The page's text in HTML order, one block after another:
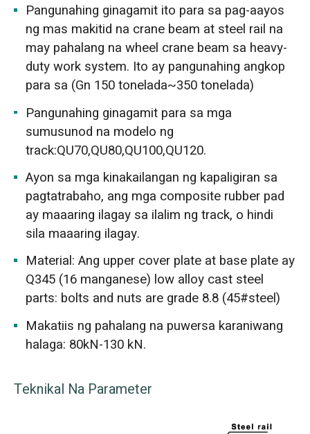
Pangunahing ginagamit ito para sa pag-aayos
ng mas makitid na crane beam at steel rail na
may pahalang na wheel crane beam sa heavy-
duty work system. Ito ay pangunahing angkop
para sa (Gn 150 tonelada~350 tonelada)
Pangunahing ginagamit para sa mga
sumusunod na modelo ng
track:QU70,QU80,QU100,QU120.
Ayon sa mga kinakailangan ng kapaligiran sa
pagtatrabaho, ang mga composite rubber pad
ay maaaring ilagay sa ilalim ng track, o hindi
sila maaaring ilagay.
Material: Ang upper cover plate at base plate ay
Q345 (16 manganese) low alloy cast steel
parts: bolts and nuts are grade 8.8 (45#steel)
Makatiis ng pahalang na puwersa karaniwang
halaga: 80kN-130 kN.
Teknikal Na Parameter